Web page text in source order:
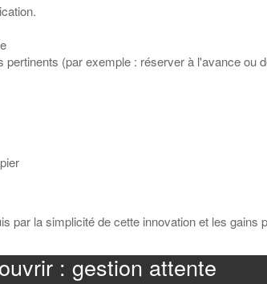
(par exemple : réserver à l'avance ou
par la simplicité de cette innovation et les gains
: gestion attente